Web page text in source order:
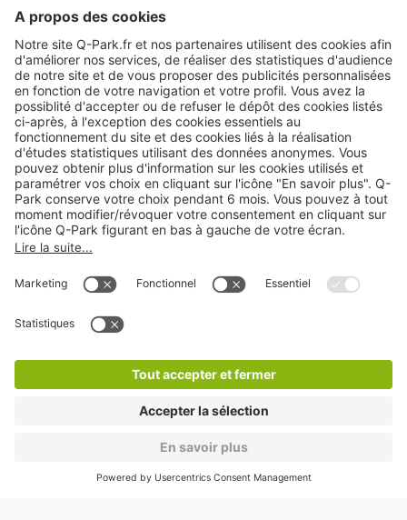
Nos produits
Nos services
Cookies
CGU
Déclaration de confidentialité
Médiation
* Réduction appliquée par rapport aux tarifs d'un
stationnement sur place